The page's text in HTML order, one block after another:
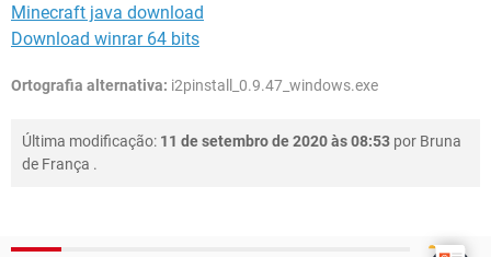
Minecraft java download
Download winrar 64 bits
Ortografia alternativa: i2pinstall_0.9.47_windows.exe
Última modificação: 11 de setembro de 2020 às 08:53 por Bruna
de França .